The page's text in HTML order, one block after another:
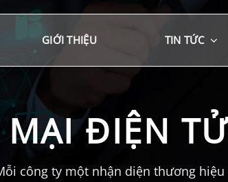
GIỚI THIỆU TIN TỨC
ĐIỆN
công ty một nhận diện thương hiệu